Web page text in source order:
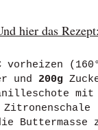
hier das Rezept:
vorheizen
und 200g
mit
Zitronenschale
Buttermasse